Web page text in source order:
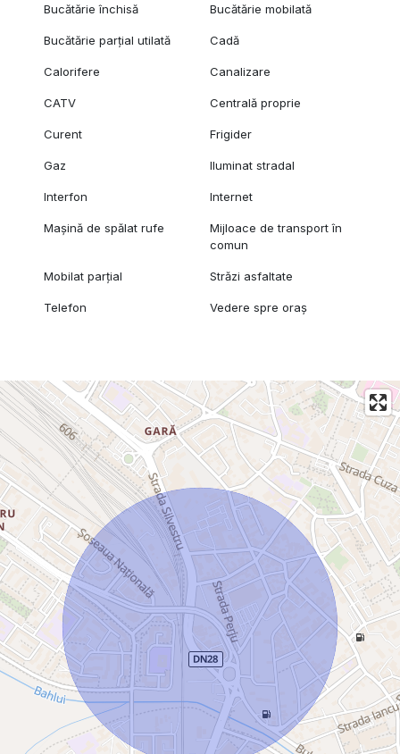
Bucătărie închisă Bucătărie mobilată
Bucătărie parțial utilată Cadă
Calorifere Canalizare
CATV Centrală proprie
Curent Frigider
Gaz Iluminat stradal
Interfon Internet
Mașină de spălat rufe
Mijloace de transport în
comun
Mobilat parțial Străzi asfaltate
Telefon Vedere spre oraș